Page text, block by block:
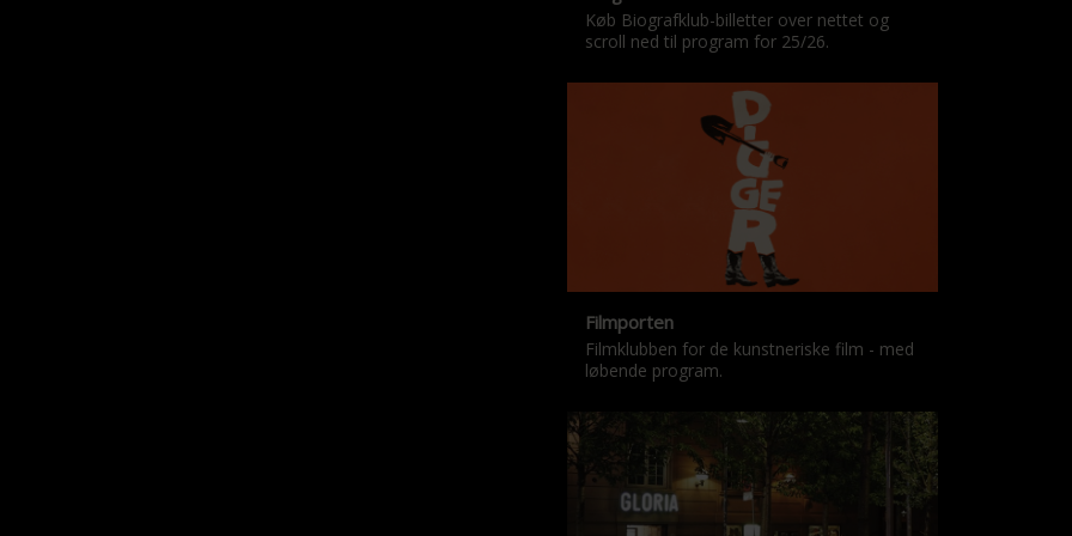
Køb Biografklub-billetter over nettet og
scroll ned til program for 25/26.
Filmporten
Filmklubben for de kunstneriske film - med
løbende program.